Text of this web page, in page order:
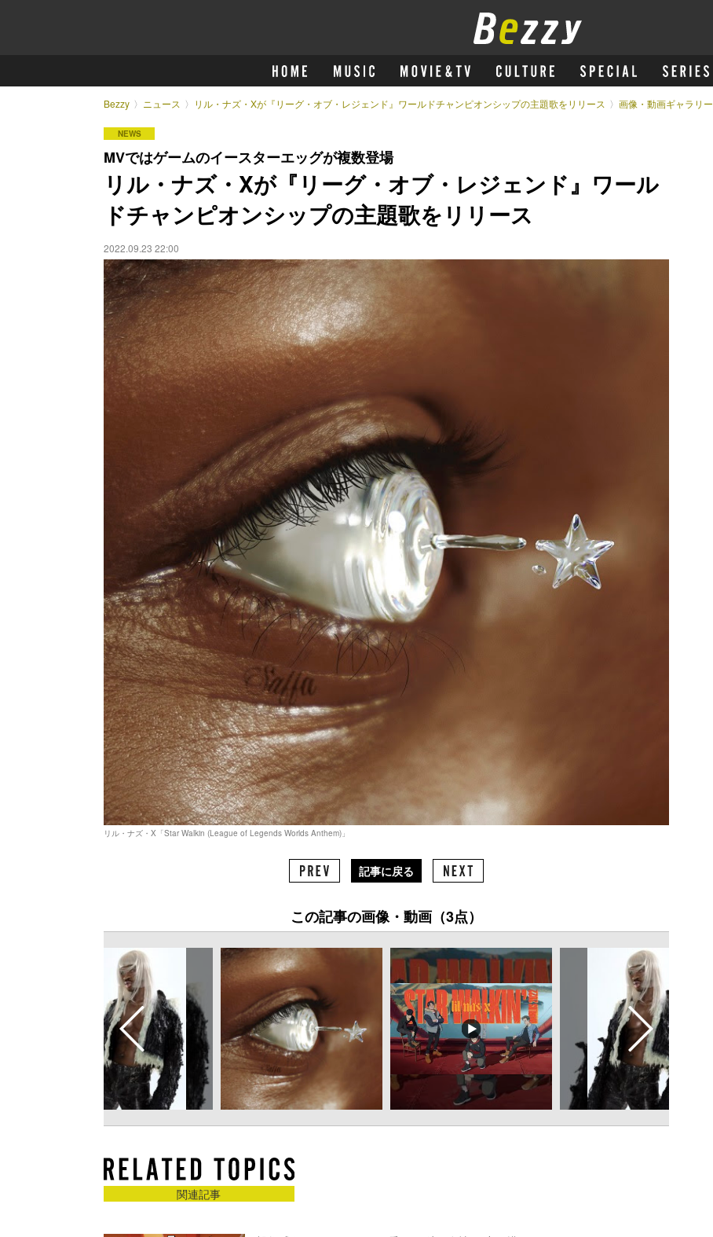
Bezzy ニュース リル・ナズ・Xが『リーグ・オブ・レジェンド』ワールドチャンピオンシップの主題歌をリリース 画像・動画ギャラリー
NEWS
MVではゲームのイースターエッグが複数登場
リル・ナズ・Xが『リーグ・オブ・レジェンド』ワール
ドチャンピオンシップの主題歌をリリース
2022.09.23 22:00
リル・ナズ・X「Star Walkin (League of Legends Worlds Anthem)」
記事に戻る
この記事の画像・動画（3点）
関連記事